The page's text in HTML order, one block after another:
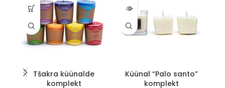
Tšakra küünalde
komplekt
SOLD
Küünal “Palo santo”
komplekt